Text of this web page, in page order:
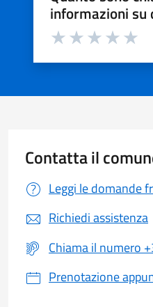
informazioni su
Valuta da 1 a 5 stelle la
Contatta il
Leggi le domande
Richiedi assistenza
Chiama il numero
Prenotazione